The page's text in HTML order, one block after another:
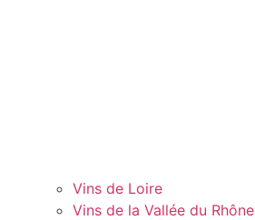
Vins de Loire
Vins de la Vallée du Rhône